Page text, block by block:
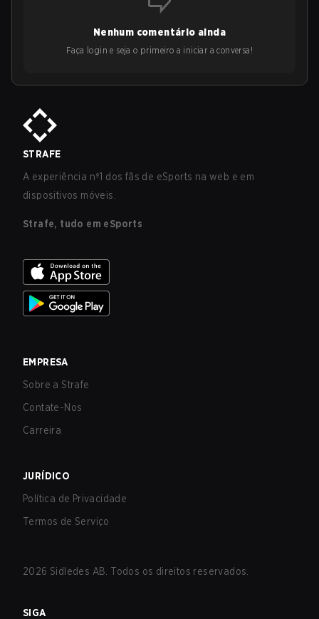
Nenhum comentário ainda
Faça login e seja o primeiro a iniciar a conversa!
STRAFE
A experiência nº1 dos fãs de eSports na web e em
dispositivos móveis.
Strafe, tudo em eSports
EMPRESA
Sobre a Strafe
Contate-Nos
Carreira
JURÍDICO
Política de Privacidade
Termos de Serviço
2026 Sidledes AB. Todos os direitos reservados.
SIGA